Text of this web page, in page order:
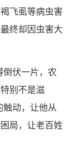
飞虱等病虫害
终却因虫害大
倒伏一片，农
别不是滋
触动，让他从
局，让老百姓